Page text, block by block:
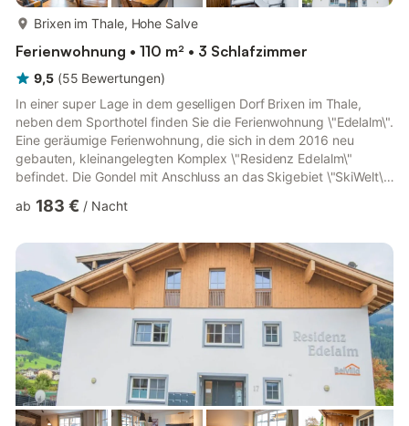
Brixen im Thale, Hohe Salve
Ferienwohnung • 110 m² • 3 Schlafzimmer
9,5 (55 Bewertungen)
In einer super Lage in dem geselligen Dorf Brixen im Thale,
neben dem Sporthotel finden Sie die Ferienwohnung \"Edelalm\".
Eine geräumige Ferienwohnung, die sich in dem 2016 neu
gebauten, kleinangelegten Komplex \"Residenz Edelalm\"
befindet. Die Gondel mit Anschluss an das Skigebiet \"SkiWelt\"
umsteigen in Richtung \"Westendorf\" oder zur anderen Seite
\"Tanzer\" Talabfahrt (1c) endet ganz in der Nähe an der
gegenüberliegenden Seite der Ferienwohnung. In der direkten
Umge...
ab 183 € / Nacht